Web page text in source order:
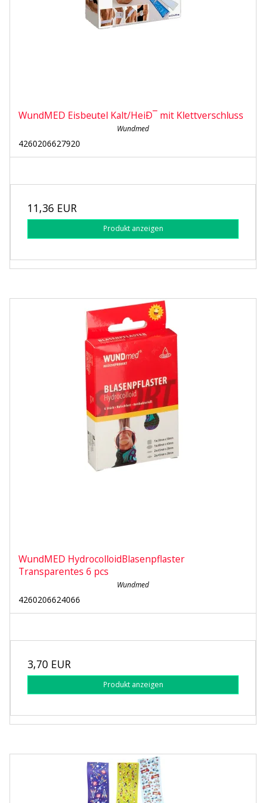
WundMED Eisbeutel Kalt/HeiÐ¯ mit Klettverschluss
Wundmed
4260206627920
11,36 EUR
Produkt anzeigen
WundMED HydrocolloidBlasenpflaster
Transparentes 6 pcs
Wundmed
4260206624066
3,70 EUR
Produkt anzeigen